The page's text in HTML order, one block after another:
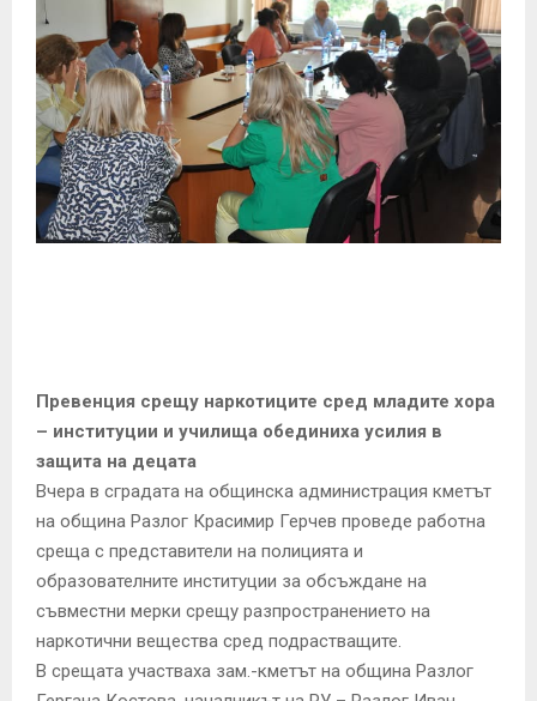
Y
M
E
Превенция срещу наркотиците сред младите хора
– институции и училища обединиха усилия в
защита на децата
Вчера в сградата на общинска администрация кметът
на община Разлог Красимир Герчев проведе работна
среща с представители на полицията и
образователните институции за обсъждане на
съвместни мерки срещу разпространението на
наркотични вещества сред подрастващите.
В срещата участваха зам.-кметът на община Разлог